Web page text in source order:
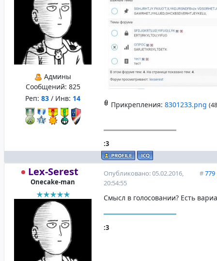
Админы
Сообщений: 825
Реп: 83 / Инв: 14
Прикрепления: 8301233.png
:3
Lex-Serest
Onecake-man
#779
Опубликовано: 05.02.2016,
20:54:55
Смысл в голосовании? Есть
:3